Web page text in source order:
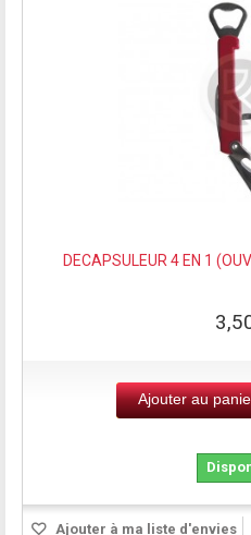
DECAPSULEUR 4 EN 1
Ajouter au
Ajouter à ma liste d'envies